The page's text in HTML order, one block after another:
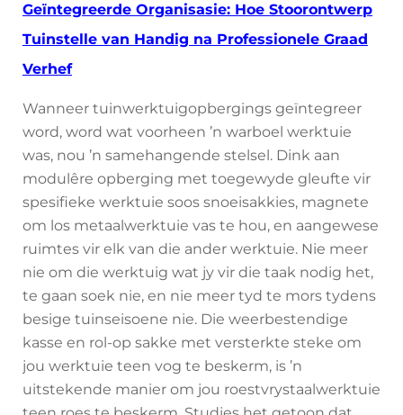
Geïntegreerde Organisasie: Hoe Stoorontwerp
Tuinstelle van Handig na Professionele Graad
Verhef
Wanneer tuinwerktuigopbergings geïntegreer
word, word wat voorheen ’n warboel werktuie
was, nou ’n samehangende stelsel. Dink aan
modulêre opberging met toegewyde gleufte vir
spesifieke werktuie soos snoeisakkies, magnete
om los metaalwerktuie vas te hou, en aangewese
ruimtes vir elk van die ander werktuie. Nie meer
nie om die werktuig wat jy vir die taak nodig het,
te gaan soek nie, en nie meer tyd te mors tydens
besige tuinseisoene nie. Die weerbestendige
kasse en rol-op sakke met versterkte steke om
jou werktuie teen vog te beskerm, is ’n
uitstekende manier om jou roestvrystaalwerktuie